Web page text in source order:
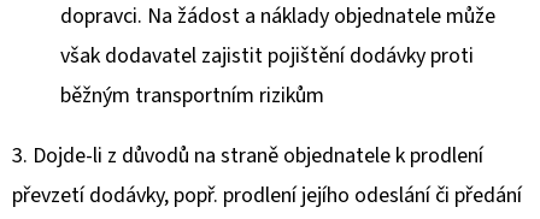
dopravci. Na žádost a náklady objednatele může
však dodavatel zajistit pojištění dodávky proti
běžným transportním rizikům
3. Dojde-li z důvodů na straně objednatele k prodlení
převzetí dodávky, popř. prodlení jejího odeslání či předání